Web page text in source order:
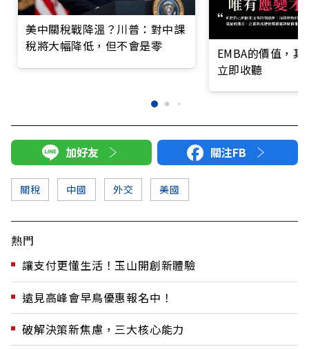
美中關稅戰降溫？川普：對中課
稅將大幅降低，但不會是零
EMBA的價值，
立即收聽
加好友 關注FB
關稅 中國 外交 美國
熱門
讓支付更懂生活！玉山開創新體驗
遠見高峰會早鳥優惠報名中！
破解決策新焦慮，三大核心能力